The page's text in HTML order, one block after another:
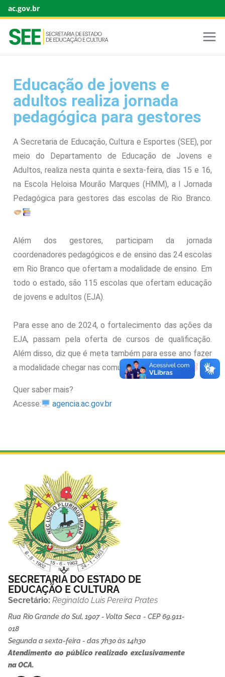
ac.gov.br
Educação de jovens e
adultos realiza jornada
pedagógica para gestores
A Secretaria de Educação, Cultura e Esportes (SEE), por
meio do Departamento de Educação de Jovens e
Adultos, realiza nesta quinta e sexta-feira, dias 15 e 16,
na Escola Heloisa Mourão Marques (HMM), a I Jornada
Pedagógica para gestores das escolas de Rio Branco.
Além dos gestores, participam da jornada
coordenadores pedagógicos e de ensino das 24 escolas
em Rio Branco que ofertam a modalidade de ensino. Em
todo o estado, são 115 escolas que ofertam educação
de jovens e adultos (EJA).
Para esse ano de 2024, o fortalecimento das ações da
EJA, passam pela oferta de cursos de qualificação.
Além disso, diz que é meta também para esse ano fazer
a modalidade chegar nas comunidades rurais.
Quer saber mais?
Acesse:
agencia.ac.gov.br
SECRETARIA DO ESTADO DE
EDUCAÇÃO E CULTURA
Secretário: Reginaldo Luis Pereira Prates
Rua Rio Grande do Sul, 1907 - Volta Seca - CEP 69.911-
018
Segunda a sexta-feira - das 7h30 às 14h30
Atendimento ao público realizado exclusivamente
na OCA.